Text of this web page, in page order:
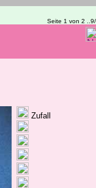
Seite 1 von 2
Zufall